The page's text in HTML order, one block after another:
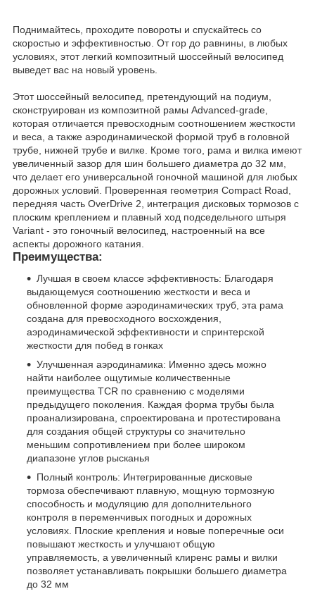
Поднимайтесь, проходите повороты и спускайтесь со
скоростью и эффективностью. От гор до равнины, в любых
условиях, этот легкий композитный шоссейный велосипед
выведет вас на новый уровень.
Этот шоссейный велосипед, претендующий на подиум,
сконструирован из композитной рамы Advanced-grade,
которая отличается превосходным соотношением жесткости
и веса, а также аэродинамической формой труб в головной
трубе, нижней трубе и вилке. Кроме того, рама и вилка имеют
увеличенный зазор для шин большего диаметра до 32 мм,
что делает его универсальной гоночной машиной для любых
дорожных условий. Проверенная геометрия Compact Road,
передняя часть OverDrive 2, интеграция дисковых тормозов с
плоским креплением и плавный ход подседельного штыря
Variant - это гоночный велосипед, настроенный на все
аспекты дорожного катания.
Преимущества:
Лучшая в своем классе эффективность: Благодаря
выдающемуся соотношению жесткости и веса и
обновленной форме аэродинамических труб, эта рама
создана для превосходного восхождения,
аэродинамической эффективности и спринтерской
жесткости для побед в гонках
Улучшенная аэродинамика: Именно здесь можно
найти наиболее ощутимые количественные
преимущества TCR по сравнению с моделями
предыдущего поколения. Каждая форма трубы была
проанализирована, спроектирована и протестирована
для создания общей структуры со значительно
меньшим сопротивлением при более широком
диапазоне углов рысканья
Полный контроль: Интегрированные дисковые
тормоза обеспечивают плавную, мощную тормозную
способность и модуляцию для дополнительного
контроля в переменчивых погодных и дорожных
условиях. Плоские крепления и новые поперечные оси
повышают жесткость и улучшают общую
управляемость, а увеличенный клиренс рамы и вилки
позволяет устанавливать покрышки большего диаметра
до 32 мм